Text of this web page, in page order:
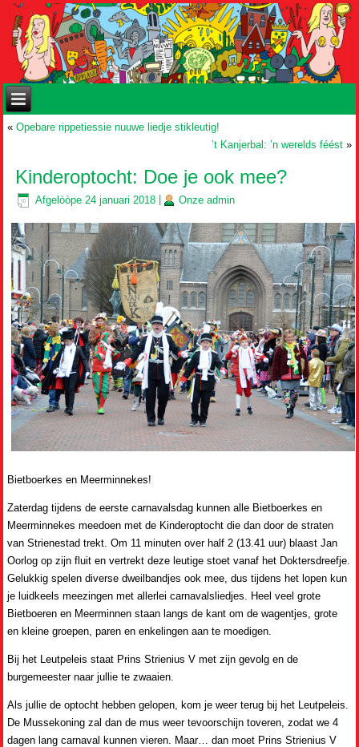
«Opebare rippetiessie nuuwe liedje stikleutig!
’t Kanjerbal: ’n werelds féést»
Kinderoptocht: Doe je ook mee?
Afgelòòpe 24 januari 2018 Onze admin
Bietboerkes en Meerminnekes!
Zaterdag tijdens de eerste carnavalsdag kunnen alle Bietboerkes en
Meerminnekes meedoen met de Kinderoptocht die dan door de straten
van Strienestad trekt. Om 11 minuten over half 2 (13.41 uur) blaast Jan
Oorlog op zijn fluit en vertrekt deze leutige stoet vanaf het Doktersdreefje.
Gelukkig spelen diverse dweilbandjes ook mee, dus tijdens het lopen kun
je luidkeels meezingen met allerlei carnavalsliedjes. Heel veel grote
Bietboeren en Meerminnen staan langs de kant om de wagentjes, grote
en kleine groepen, paren en enkelingen aan te moedigen.
Bij het Leutpeleis staat Prins Strienius V met zijn gevolg en de
burgemeester naar jullie te zwaaien.
Als jullie de optocht hebben gelopen, kom je weer terug bij het Leutpeleis.
De Mussekoning zal dan de mus weer tevoorschijn toveren, zodat we 4
dagen lang carnaval kunnen vieren. Maar… dan moet Prins Strienius V